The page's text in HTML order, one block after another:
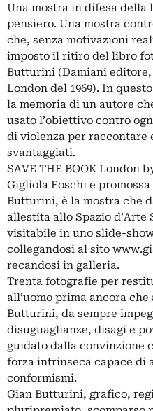
Una mostra in difesa della
pensiero. Una mostra
che, senza motivazioni
imposto il ritiro del libro
Butturini (Damiani editore,
London del 1969). In
la memoria di un autore
usato l’obiettivo contro
di violenza per raccontare
svantaggiati.
SAVE THE BOOK London
Gigliola Foschi e
Butturini, è la mostra che
allestita allo Spazio d’Arte
visitabile in uno slide-
collegandosi al sito
recandosi in galleria.
Trenta fotografie per
all’uomo prima ancora
Butturini, da sempre
disuguaglianze, disagi e
guidato dalla convinzione
forza intrinseca capace di
conformismi.
Gian Butturini, grafico,